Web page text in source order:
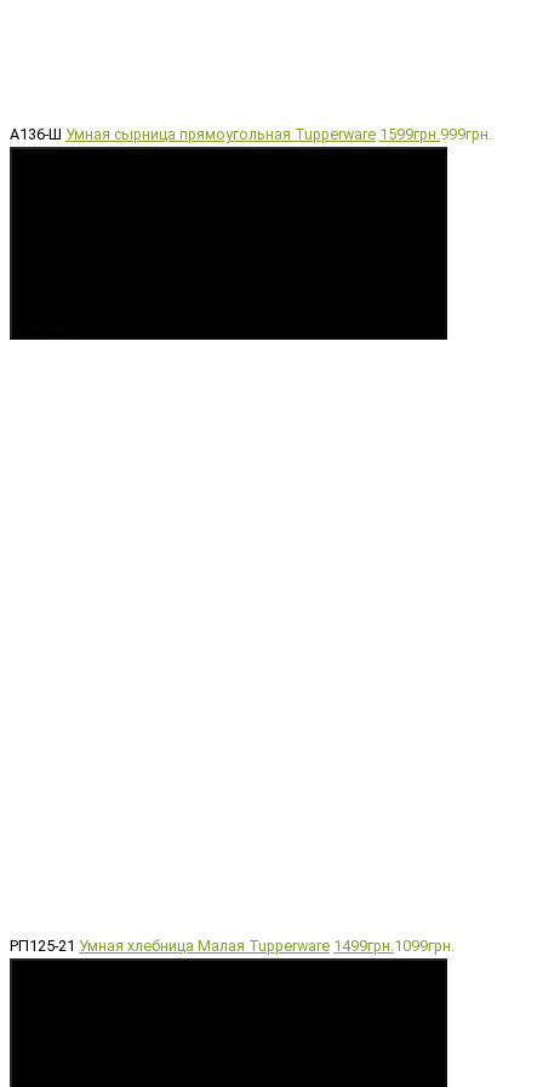
A136-Ш Умная сырница прямоугольная Tupperware 1599грн.999грн.
РП125-21 Умная хлебница Малая Tupperware 1499грн.1099грн.